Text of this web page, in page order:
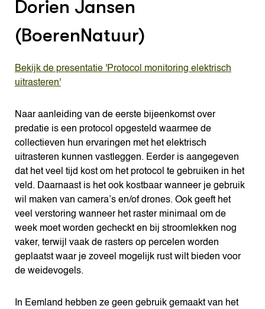
Dorien Jansen
(BoerenNatuur)
Bekijk de presentatie 'Protocol monitoring elektrisch
uitrasteren'
Naar aanleiding van de eerste bijeenkomst over
predatie is een protocol opgesteld waarmee de
collectieven hun ervaringen met het elektrisch
uitrasteren kunnen vastleggen. Eerder is aangegeven
dat het veel tijd kost om het protocol te gebruiken in het
veld. Daarnaast is het ook kostbaar wanneer je gebruik
wil maken van camera’s en/of drones. Ook geeft het
veel verstoring wanneer het raster minimaal om de
week moet worden gecheckt en bij stroomlekken nog
vaker, terwijl vaak de rasters op percelen worden
geplaatst waar je zoveel mogelijk rust wilt bieden voor
de weidevogels.
In Eemland hebben ze geen gebruik gemaakt van het